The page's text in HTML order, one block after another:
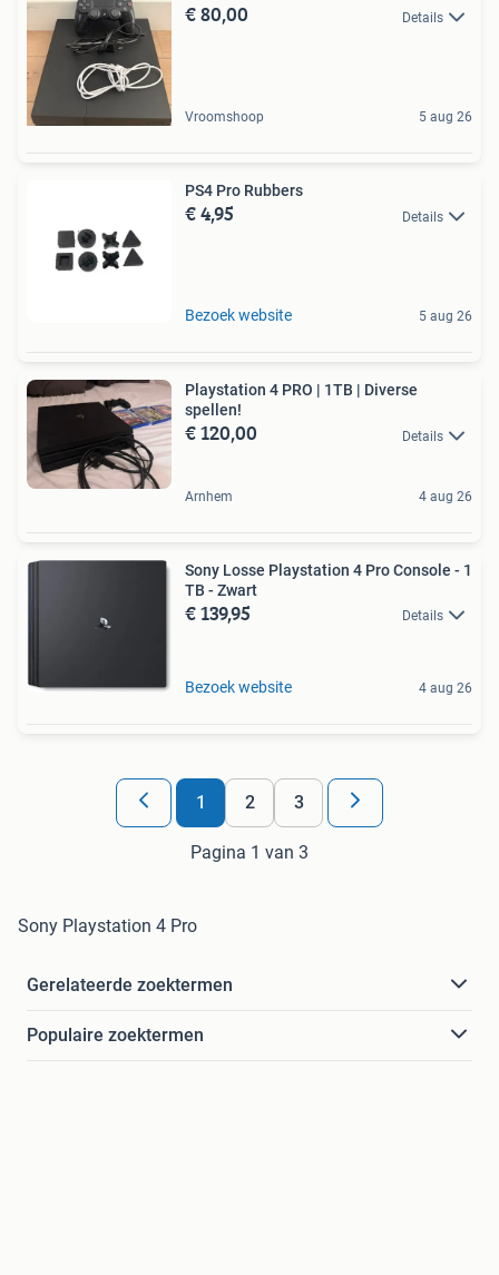
€ 80,00 Details
Vroomshoop 5 aug 26
PS4 Pro Rubbers
€ 4,95 Details
Bezoek website 5 aug 26
Playstation 4 PRO | 1TB | Diverse
spellen!
€ 120,00 Details
Arnhem 4 aug 26
Sony Losse Playstation 4 Pro Console - 1
TB - Zwart
€ 139,95 Details
Bezoek website 4 aug 26
1 2 3
Pagina 1 van 3
Sony Playstation 4 Pro
Gerelateerde zoektermen
Populaire zoektermen